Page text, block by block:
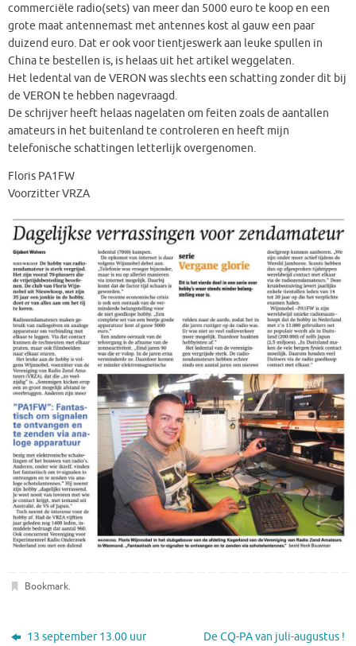
commerciële radio(sets) van meer dan 5000 euro te koop en een
grote maat antennemast met antennes kost al gauw een paar
duizend euro. Dat er ook voor tientjeswerk aan leuke spullen in
China te bestellen is, is helaas uit het artikel weggelaten.
Het ledental van de VERON was slechts een schatting zonder dit bij
de VERON te hebben nagevraagd.
De schrijver heeft helaas nagelaten om feiten zoals de aantallen
amateurs in het buitenland te controleren en heeft mijn
telefonische schattingen letterlijk overgenomen.
Floris PA1FW
Voorzitter VRZA
Bookmark.
13 september 13.00 uur
De CQ-PA van juli-augustus !